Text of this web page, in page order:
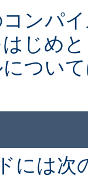
ンパ
じめ
つい
には次